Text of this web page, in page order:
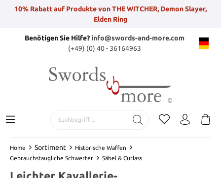
10% Rabatt auf Produkte von THE WITCHER, Demon Slayer,
Elden Ring
Benötigen Sie Hilfe?info@swords-and-more.com
(+49) (0) 40 - 36164963
Home Sortiment
Historische Waffen
Gebrauchstaugliche Schwerter
Säbel & Cutlass